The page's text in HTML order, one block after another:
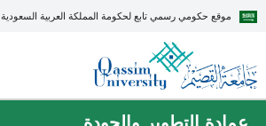
موقع حكومي رسمي تابع لحكومة المملكة العربية السعودية